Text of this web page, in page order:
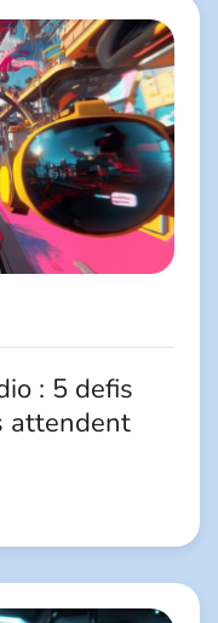
: 5 defis
attendent